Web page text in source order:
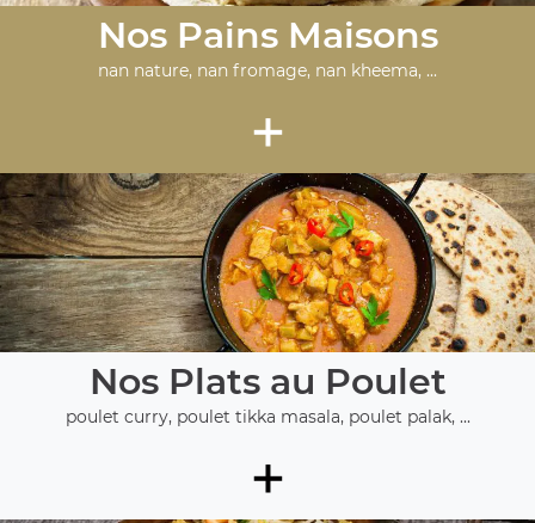
Nos Pains Maisons
nan nature, nan fromage, nan kheema, ...
+
Nos Plats au Poulet
poulet curry, poulet tikka masala, poulet palak, ...
+